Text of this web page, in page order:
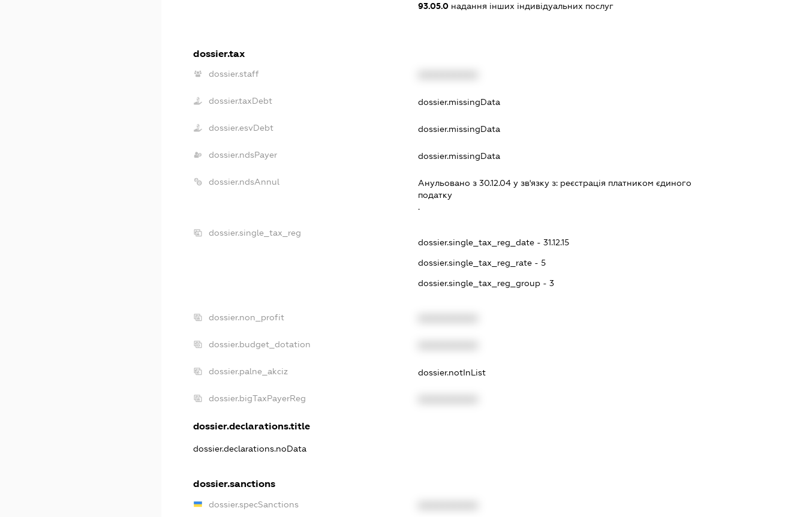
93.05.0 надання інших індивідуальних послуг
dossier.tax
dossier.staff
dossier.taxDebt dossier.missingData
dossier.esvDebt dossier.missingData
dossier.ndsPayer dossier.missingData
dossier.ndsAnnul Анульовано з 30.12.04 у зв'язку з: реєстрацiя платником єдиного
податку
.
dossier.single_tax_reg
dossier.single_tax_reg_date - 31.12.15
dossier.single_tax_reg_rate - 5
dossier.single_tax_reg_group - 3
dossier.non_profit
dossier.budget_dotation
dossier.palne_akciz dossier.notInList
dossier.bigTaxPayerReg
dossier.declarations.title
dossier.declarations.noData
dossier.sanctions
dossier.specSanctions